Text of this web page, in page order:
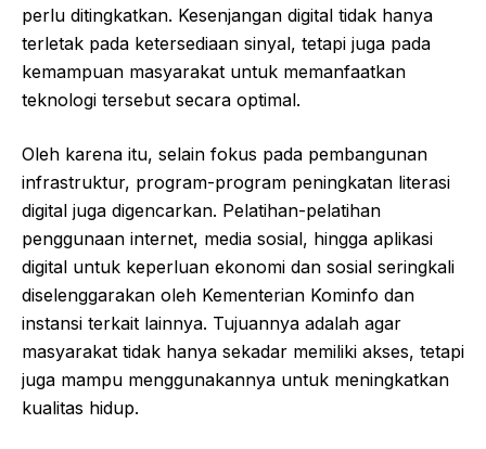
perlu ditingkatkan. Kesenjangan digital tidak hanya
terletak pada ketersediaan sinyal, tetapi juga pada
kemampuan masyarakat untuk memanfaatkan
teknologi tersebut secara optimal.
Oleh karena itu, selain fokus pada pembangunan
infrastruktur, program-program peningkatan literasi
digital juga digencarkan. Pelatihan-pelatihan
penggunaan internet, media sosial, hingga aplikasi
digital untuk keperluan ekonomi dan sosial seringkali
diselenggarakan oleh Kementerian Kominfo dan
instansi terkait lainnya. Tujuannya adalah agar
masyarakat tidak hanya sekadar memiliki akses, tetapi
juga mampu menggunakannya untuk meningkatkan
kualitas hidup.